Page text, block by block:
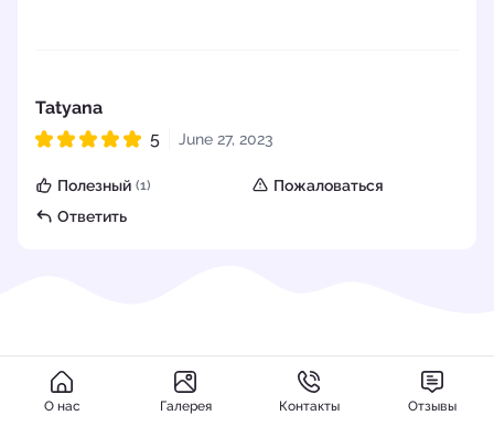
Tatyana
5 June 27, 2023
Полезный (1)
Пожаловаться
Ответить
О нас Галерея Контакты Отзывы